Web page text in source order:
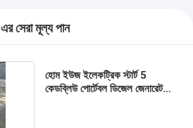
এর সেরা মূল্য পান
হোম ইউজ ইলেকট্রিক স্টার্ট 5
কেডব্লিউ পোর্টেবল ডিজেল জেনারেটর